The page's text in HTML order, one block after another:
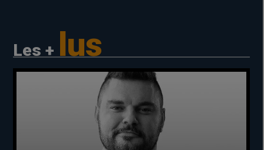
Les + lus